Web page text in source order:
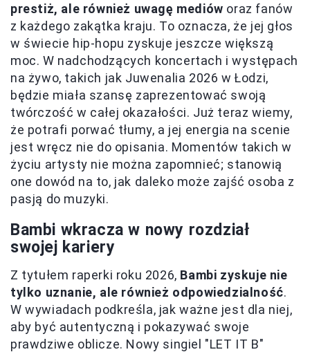
prestiż, ale również uwagę mediów oraz fanów
z każdego zakątka kraju. To oznacza, że jej głos
w świecie hip-hopu zyskuje jeszcze większą
moc. W nadchodzących koncertach i występach
na żywo, takich jak Juwenalia 2026 w Łodzi,
będzie miała szansę zaprezentować swoją
twórczość w całej okazałości. Już teraz wiemy,
że potrafi porwać tłumy, a jej energia na scenie
jest wręcz nie do opisania. Momentów takich w
życiu artysty nie można zapomnieć; stanowią
one dowód na to, jak daleko może zajść osoba z
pasją do muzyki.
Bambi wkracza w nowy rozdział
swojej kariery
Z tytułem raperki roku 2026, Bambi zyskuje nie
tylko uznanie, ale również odpowiedzialność.
W wywiadach podkreśla, jak ważne jest dla niej,
aby być autentyczną i pokazywać swoje
prawdziwe oblicze. Nowy singiel "LET IT B"